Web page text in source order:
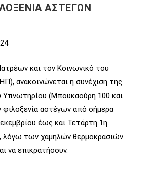
ΑΣΤΕΓΩΝ
και τον Κοινωνικό του
ανακοινώνεται η συνέχιση της
Υπνωτηρίου (Μπουκαούρη 100 και
φιλοξενία αστέγων από σήμερα
έως και Τετάρτη 1η
λόγω των χαμηλών θερμοκρασιών
να επικρατήσουν.